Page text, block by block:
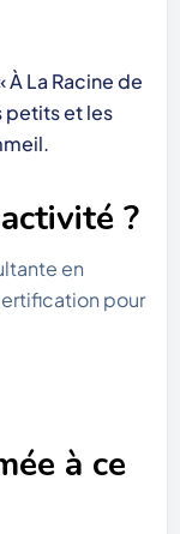
La Racine de
petits et les
?
en
pour
à ce